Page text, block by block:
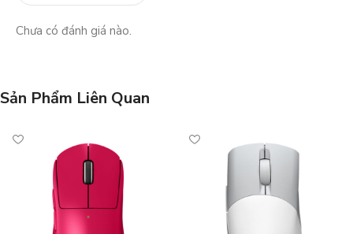
Chưa có đánh giá nào.
Sản Phẩm Liên Quan